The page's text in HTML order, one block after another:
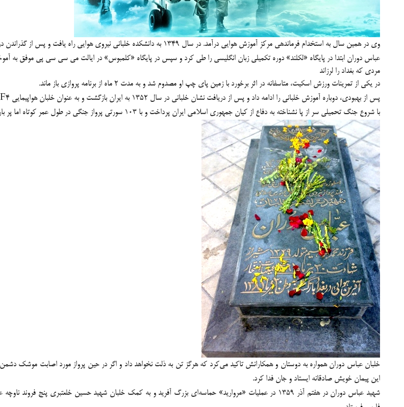
وی در همین سال به استخدام فرماندهی مرکز آموزش هوایی درآمد. در سال ۱۳۴۹ به دانشکده خلبانی نیروی هوایی راه یافت و پس از گذراندن دوران مقدماتی پرواز در ایران، در سال ۱۳۵۱ برای تکمیل دوره خلبانی به
عباس دوران ابتدا در پایگاه «لکلند» دوره تکمیلی زبان انگلیسی را طی کرد و سپس در پایگاه «کلمبوس» در ایالت می سی سی پی موفق به آموختن فن خلبانی و
مردی که بغداد را لرزاند
در یکی از تمرینات ورزش اسکیت، متاسفانه در اثر برخورد با زمین پای چپ او مصدوم شد و به مدت 2 ماه از برنامه پروازی باز ماند.
پس از بهبودی، دوباره آموزش خلبانی را ادامه داد و پس از دریافت نشان خلبانی در سال ۱۳۵۲ به ایران بازگشت و به عنوان خلبان هواپیمایی F4 ابتدا در پایگاه یکم شکاری و سپس در پایگاه سوم شکاری مشغول انجام وظیفه شد.
با شروع جنگ تحمیلی سر از پا نشناخته به دفاع از کیان جمهوری اسلامی ایران پرداخت و با ۱۰۳ سورتی پرواز جنگی در طول عمر کوتاه اما پر بارش، یکی از قهرمانان دفاع مقدس شناخته شد.
خلبان عباس دوران همواره به دوستان و همکارانش تاکید می‌کرد که هرگز تن به ذلت نخواهد داد و اگر در حین پرواز مورد اصابت موشک دشمن
این پیمان خویش صادقانه ایستاد و جان فدا کرد.
شهید عباس دوران در هفتم آذر ۱۳۵۹ در
عملیات «مروارید»حماسه‌ای بزرگ آفرید و به کمک خلبان شهید حسین خلعتبری پنج فروند